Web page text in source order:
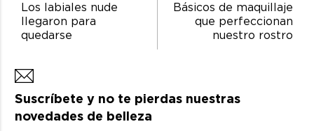
Los labiales nude
llegaron para
quedarse
Básicos de maquillaje
que perfeccionan
nuestro rostro
Suscríbete y no te pierdas nuestras
novedades de belleza